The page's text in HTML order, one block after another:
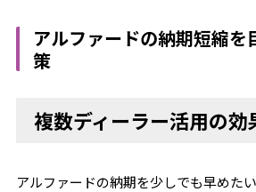
アルファードの納期短縮を
策
複数ディーラー活用の効
アルファードの納期を少しでも早めた